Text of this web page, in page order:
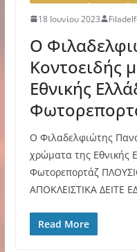
18 Ιουνίου 2023
O
Κοντοειδής
Εθνικής
O Φιλαδελφιώτης
χρώματα της Εθνικής
Φωτορεπορτάζ
ΑΠΟΚΛΕΙΣΤΙΚΑ ΔΕΙΤΕ
Read More